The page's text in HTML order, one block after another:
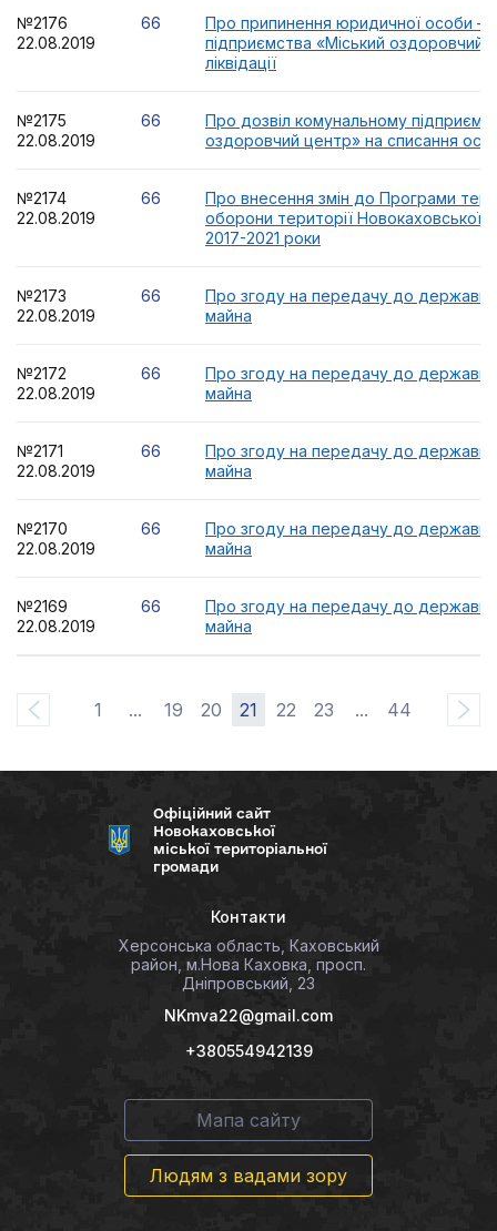
№2176
22.08.2019
66
Про припинення юридичної особи –
підприємства «Міський оздоровчий
ліквідації
№2175
22.08.2019
66
Про дозвіл комунальному
оздоровчий центр» на списання
№2174
22.08.2019
66
Про внесення змін до Програми
оборони території Новокаховської
2017-2021 роки
№2173
22.08.2019
66
Про згоду на передачу до
майна
№2172
22.08.2019
66
Про згоду на передачу до
майна
№2171
22.08.2019
66
Про згоду на передачу до
майна
№2170
22.08.2019
66
Про згоду на передачу до
майна
№2169
22.08.2019
66
Про згоду на передачу до
майна
1 ... 19 20 21 22 23 ... 44
Офіційний сайт
Новокаховської
міської територіальної
громади
Контакти
Херсонська область, Каховський
район, м.Нова Каховка, просп.
Дніпровський, 23
NKmva22@gmail.com
+380554942139
Мапа сайту
Людям з вадами зору